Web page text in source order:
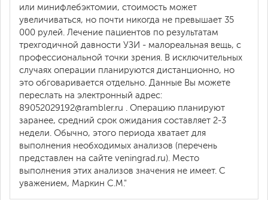
или минифлебэктомии, стоимость может
увеличиваться, но почти никогда не превышает 35
000 рулей. Лечение пациентов по результатам
трехгодичной давности УЗИ - малореальная вещь, с
профессиональной точки зрения. В исключительных
случаях операции планируются дистанционно, но
это обговаривается отдельно. Данные Вы можете
переслать на электронный адрес:
89052029192@rambler.ru . Операцию планируют
заранее, средний срок ожидания составляет 2-3
недели. Обычно, этого периода хватает для
выполнения необходимых анализов (перечень
представлен на сайте veningrad.ru). Место
выполнения этих анализов значения не имеет. С
уважением, Маркин С.М."